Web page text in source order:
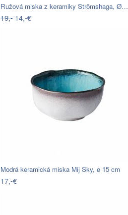
Ružová miska z keramiky Strömshaga, Ø…
19,- 14,-€
Modrá keramická miska Mij Sky, ø 15 cm
17,-€